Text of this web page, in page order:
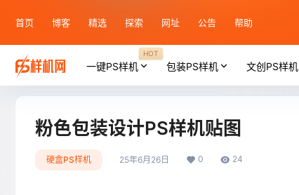
首页 博客 精选 探索 网址 公告 帮助
一键PS样机
HOT
包装PS样机 文创PS样机
粉色包装设计PS样机贴图
硬盒PS样机 25年6月26日 0 24